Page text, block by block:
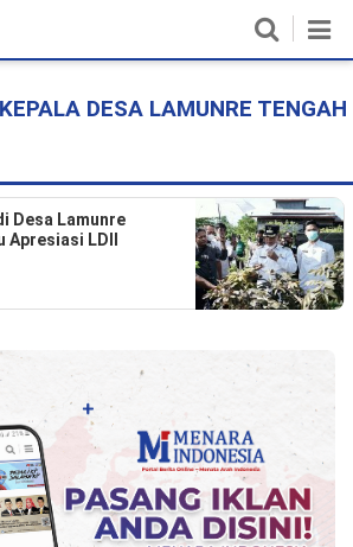
KEPALA DESA LAMUNRE TENGAH
Desa Lamunre
Apresiasi LDII